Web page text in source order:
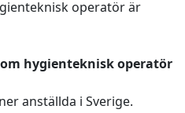
operatör är
hygienteknisk operatör
anställda i Sverige.